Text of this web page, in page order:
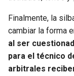
Finalmente, la
cambiar la forma
al ser
para el técnico
arbitrales